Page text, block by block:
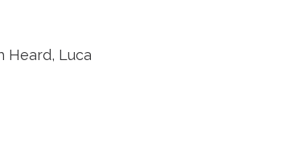
Heard, Luca